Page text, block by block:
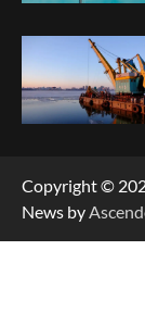
Copyright ©
News by